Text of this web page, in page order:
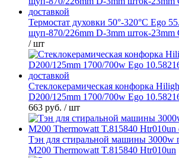
Термостат духовки 50°-320°C Ego
щуп-870/226mm D-3mm шток-23mm
/ шт
Стеклокерамическая конфорка
D200/125mm 1700/700w Ego
663 руб. / шт
Тэн для стиральной машины 3000w
M200 Thermowatt T.815840 Htr010un